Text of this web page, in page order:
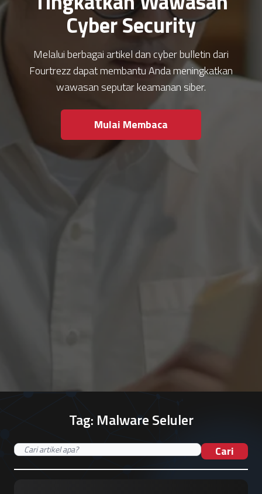
Cyber Security
Melalui berbagai artikel dan cyber bulletin dari
Fourtrezz dapat membantu Anda meningkatkan
wawasan seputar keamanan siber.
Mulai Membaca
Tag: Malware Seluler
Cari